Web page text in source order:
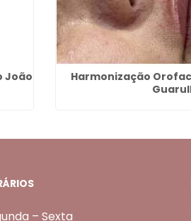
João
Harmonização
– Sexta